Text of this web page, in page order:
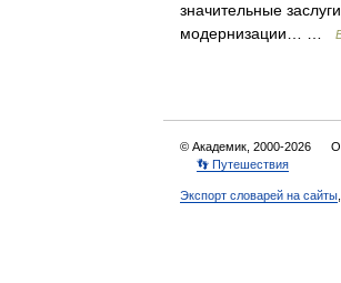
значительные
модернизации… …
© Академик, 2000-2026
👣 Путешествия
Экспорт словарей на сайты